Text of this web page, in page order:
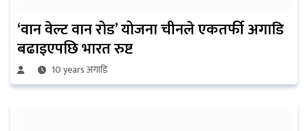
‘वान वेल्ट वान रोड’ योजना चीनले एकतर्फी अगाडि
बढाइएपछि भारत रुष्ट
10 years अगाडि